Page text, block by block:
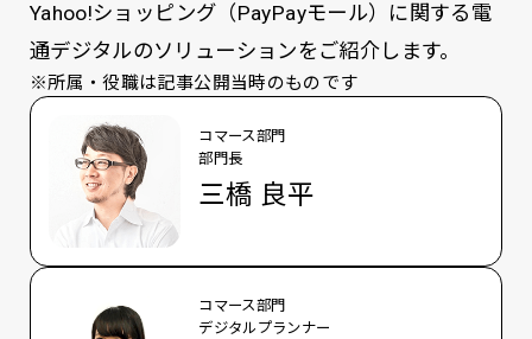
Yahoo!ショッピング（PayPayモール）に関する電
通デジタルのソリューションをご紹介します。
※所属・役職は記事公開当時のものです
コマース部門
部門長
三橋 良平
コマース部門
デジタルプランナー